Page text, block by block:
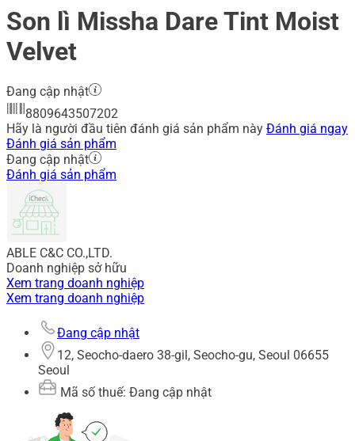
Son lì Missha Dare Tint Moist
Velvet
Đang cập nhật
8809643507202
Hãy là người đầu tiên đánh giá sản phẩm này Đánh giá ngay
Đánh giá sản phẩm
Đang cập nhật
Đánh giá sản phẩm
ABLE C&C CO.,LTD.
Doanh nghiệp sở hữu
Xem trang doanh nghiệp
Xem trang doanh nghiệp
Đang cập nhật
12, Seocho-daero 38-gil, Seocho-gu, Seoul 06655
Seoul
Mã số thuế: Đang cập nhật